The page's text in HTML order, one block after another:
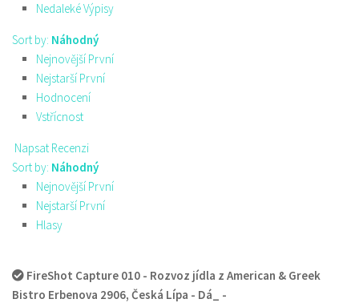
Nedaleké Výpisy
Sort by: Náhodný
Nejnovější První
Nejstarší První
Hodnocení
Vstřícnost
Napsat Recenzi
Sort by: Náhodný
Nejnovější První
Nejstarší První
Hlasy
FireShot Capture 010 - Rozvoz jídla z American & Greek
Bistro Erbenova 2906, Česká Lípa - Dá_ -